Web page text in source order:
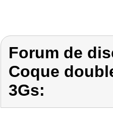
Forum de
Coque
3Gs: